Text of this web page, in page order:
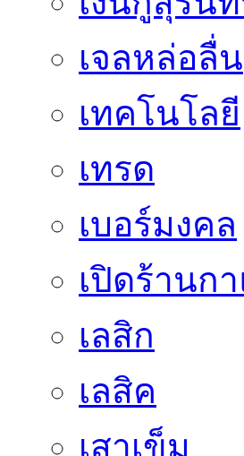
เจลหล่อลื่น
เทคโนโลยี
เทรด
เบอร์มงคล
เปิดร้านก
เลสิก
เลสิค
เสาเข็ม